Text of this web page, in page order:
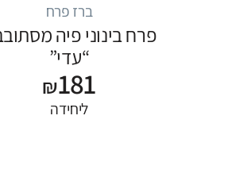
ברז פרח
פרח בינוני פיה
“עדי”
₪181
ליחידה